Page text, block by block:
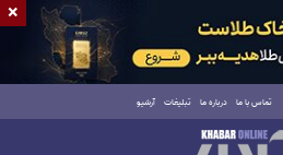
تماس با ما درباره ما تبلیغات آرشیو
×